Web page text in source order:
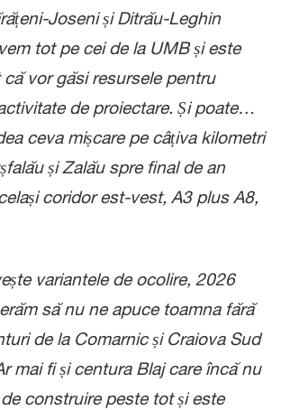
Joseni și Ditrău-Leghin
tot pe cei de la UMB și este
vor găsi resursele pentru
de proiectare. Și poate…
ceva mișcare pe câțiva kilometri
și Zalău spre final de an
coridor est-vest, A3 plus A8,
variantele de ocolire, 2026
să nu ne apuce toamna fără
de la Comarnic și Craiova Sud
mai fi și centura Blaj care încă nu
construire peste tot și este